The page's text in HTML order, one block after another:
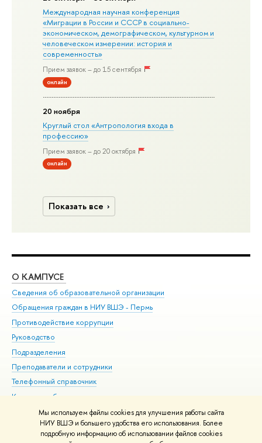
Мы используем файлы cookies для улучшения работы сайта
НИУ ВШЭ и большего удобства его использования. Более
подробную информацию об использовании файлов cookies
Международная научная конференция
«Миграции в Росcии и СССР в социально-
экономическом, демографическом, культурном и
человеческом измерении: история и
современность»
Прием заявок – до 15 сентября
онлайн
20 ноября
Круглый стол «Антропология входа в
профессию»
Прием заявок – до 20 октября
онлайн
Показать все
О КАМПУСЕ
Сведения об образовательной организации
Обращения граждан в НИУ ВШЭ - Пермь
Противодействие коррупции
Руководство
Подразделения
Преподаватели и сотрудники
Телефонный справочник
Корпуса и общежития
ВШЭ для студентов с ограниченными возможностями
здоровья и инвалидностью
Единая платежная страница